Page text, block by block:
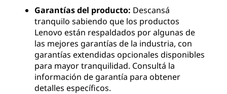
Garantías del producto: Descansá
tranquilo sabiendo que los productos
Lenovo están respaldados por algunas de
las mejores garantías de la industria, con
garantías extendidas opcionales disponibles
para mayor tranquilidad. Consultá la
información de garantía para obtener
detalles específicos.